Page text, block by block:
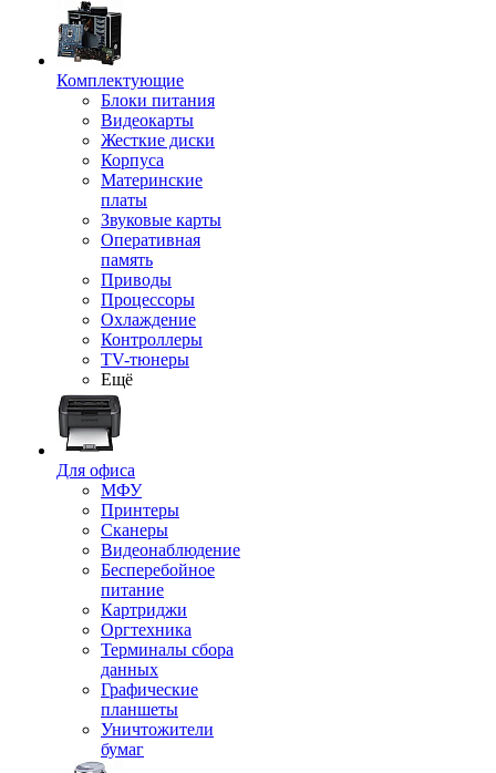
Комплектующие
Блоки питания
Видеокарты
Жесткие диски
Корпуса
Материнские
платы
Звуковые карты
Оперативная
память
Приводы
Процессоры
Охлаждение
Контроллеры
TV-тюнеры
Ещё
Для офиса
МФУ
Принтеры
Сканеры
Видеонаблюдение
Бесперебойное
питание
Картриджи
Оргтехника
Терминалы сбора
данных
Графические
планшеты
Уничтожители
бумаг